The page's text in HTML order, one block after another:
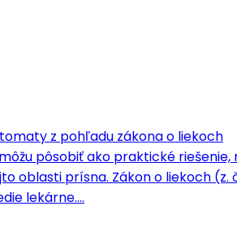
z pohľadu zákona o liekoch
pôsobiť ako praktické
oblasti prísna. Zákon o liekoch
lekárne.…